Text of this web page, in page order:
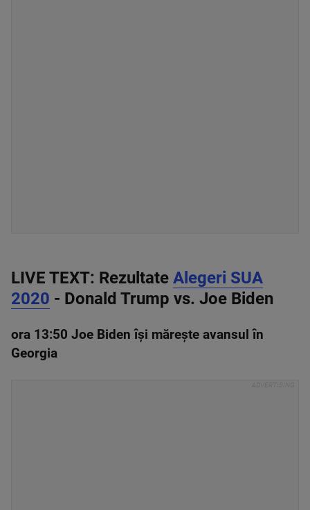
LIVE TEXT: Rezultate Alegeri SUA
2020 - Donald Trump vs. Joe Biden
ora 13:50 Joe Biden își mărește avansul în
Georgia